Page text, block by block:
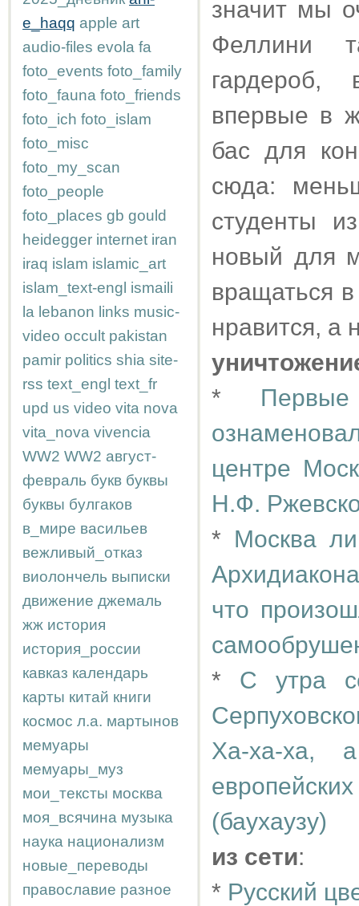
e_haqq apple art
audio-files evola fa
foto_events foto_family
foto_fauna foto_friends
foto_ich foto_islam
foto_misc
foto_my_scan
foto_people
foto_places gb gould
heidegger internet iran
iraq islam islamic_art
islam_text-engl ismaili
la lebanon links music-
video occult pakistan
pamir politics shia site-
rss text_engl text_fr
upd us video vita nova
vita_nova vivencia
WW2 WW2 август-
февраль букв буквы
буквы булгаков
в_мире васильев
вежливый_отказ
виолончель выписки
движение джемаль
жж история
история_россии
кавказ календарь
карты китай книги
космос л.а. мартынов
мемуары
мемуары_муз
мои_тексты москва
моя_всячина музыка
наука национализм
новые_переводы
православие разное
значит мы
Феллини
гардероб,
впервые в
бас для
сюда:
студенты
новый для
вращаться
нравится, а
*
центре
Н.Ф.
* Москва
что
* С утра
Ха-ха-ха,
(баухаузу)
из сети:
* Русский